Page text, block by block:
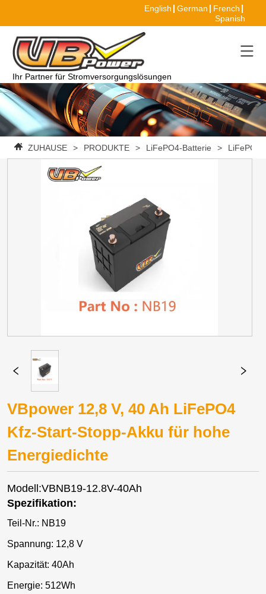
English German
French
Spanish
Ihr Partner für Stromversorgungslösungen
ZUHAUSE > PRODUKTE > LiFePO4-Batterie > LiFePO4
VBpower 12,8 V, 40 Ah LiFePO4
Kfz-Start-Stopp-Akku für hohe
Energiedichte
Modell:VBNB19-12.8V-40Ah
Spezifikation:
Teil-Nr.: NB19
Spannung: 12,8 V
Kapazität: 40Ah
Energie: 512Wh